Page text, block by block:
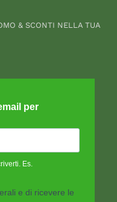
& SCONTI NELLA TUA
per
Es.
e di ricevere le